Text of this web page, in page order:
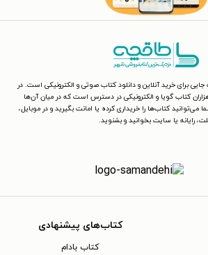
برای خرید آنلاین و دانلود کتاب صوتی و الکترونیکی است. در
کتاب گویا و الکترونیکی در دسترس است که در میان آن‌ها
می‌توانید کتاب‌ها را خریداری کرده یا امانت بگیرید و در موبایل،
رایانه یا سایت بخوانید و بشنوید.
کتاب‌های پیشنهادی
کتاب بادام